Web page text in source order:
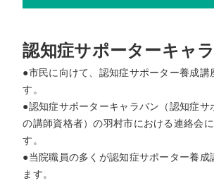
認知症サポーターキャ
●市民に向けて、認知症サポーター養成講
す。
●認知症サポーターキャラバン（認知症サ
の講師資格者）の羽村市における連絡会
す。
●当院職員の多くが認知症サポーター養成
ます。